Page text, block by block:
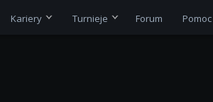
Kariery Turnieje Forum Pomoc